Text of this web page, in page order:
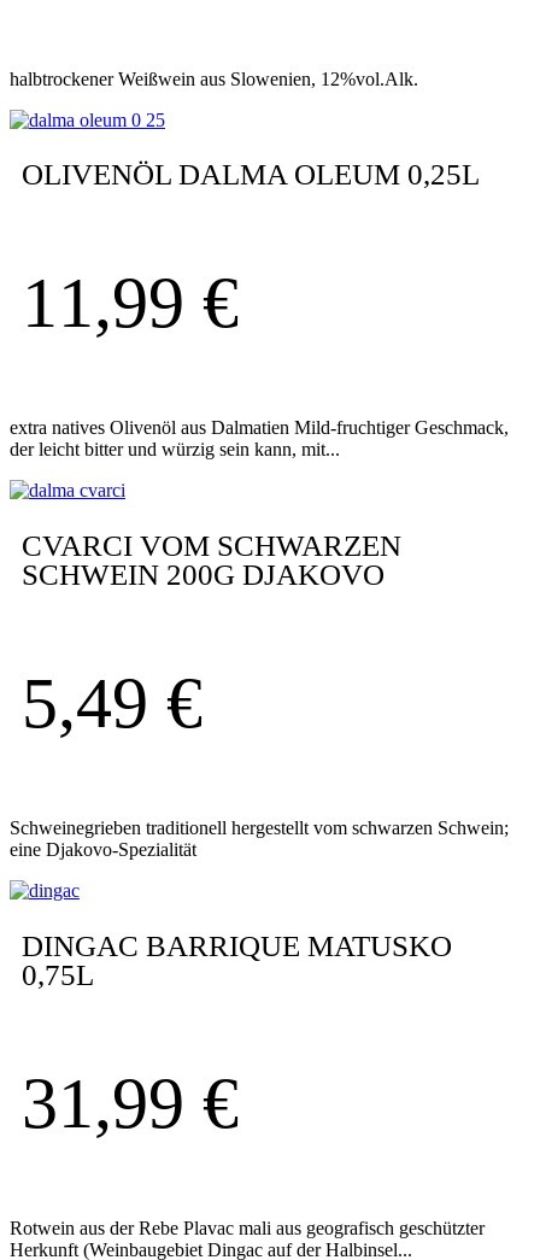
halbtrockener Weißwein aus Slowenien, 12%vol.Alk.
OLIVENÖL DALMA OLEUM 0,25L
11,99 €
extra natives Olivenöl aus Dalmatien Mild-fruchtiger Geschmack,
der leicht bitter und würzig sein kann, mit...
CVARCI VOM SCHWARZEN
SCHWEIN 200G DJAKOVO
5,49 €
Schweinegrieben traditionell hergestellt vom schwarzen Schwein;
eine Djakovo-Spezialität
DINGAC BARRIQUE MATUSKO
0,75L
31,99 €
Rotwein aus der Rebe Plavac mali aus geografisch geschützter
Herkunft (Weinbaugebiet Dingac auf der Halbinsel...